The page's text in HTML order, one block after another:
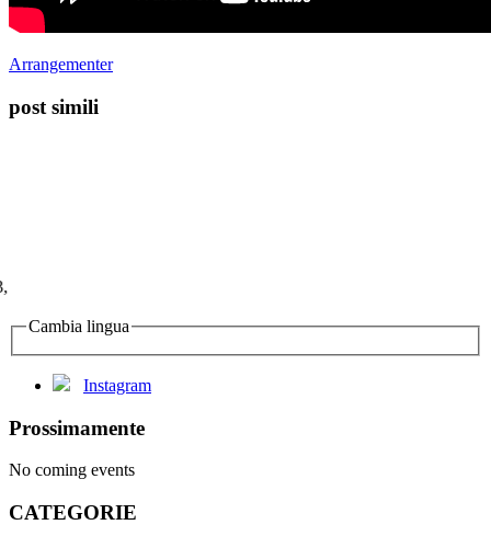
Arrangementer
post simili
Cambia lingua
Instagram
Prossimamente
No coming events
CATEGORIE